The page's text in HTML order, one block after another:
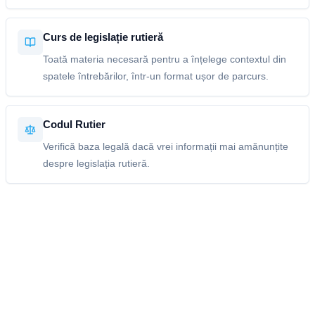
Curs de legislație rutieră
Toată materia necesară pentru a înțelege contextul din
spatele întrebărilor, într-un format ușor de parcurs.
Codul Rutier
Verifică baza legală dacă vrei informații mai amănunțite
despre legislația rutieră.